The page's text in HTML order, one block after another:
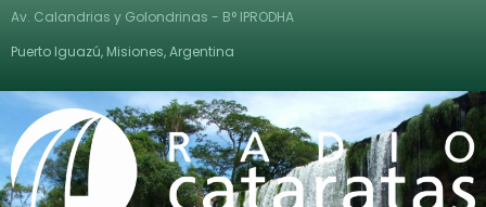
Av. Calandrias y Golondrinas - B° IPRODHA
Puerto Iguazú, Misiones, Argentina